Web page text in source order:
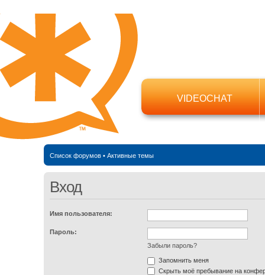
VIDEOCHAT
Список форумов• Активные темы
Вход
Имя пользователя:
Пароль:
Забыли пароль?
Запомнить меня
Скрыть моё пребывание на